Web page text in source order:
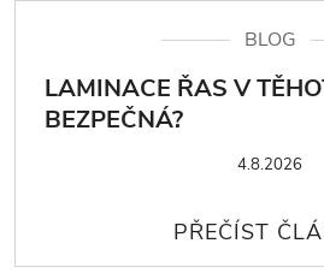
BLOG
LAMINACE ŘAS V
BEZPEČNÁ?
4.8.2026